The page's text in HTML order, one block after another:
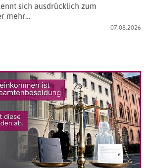
sich ausdrücklich zum
mehr…
07.08.2026